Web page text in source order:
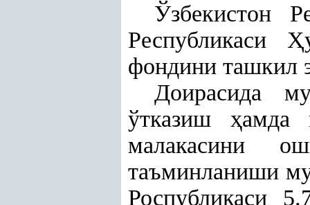
Ўзбекистон
Республикаси Ҳ
фондини ташкил
Доирасида
ўтказиш ҳамда
малакасини
таъминланиши
Роспубликаси